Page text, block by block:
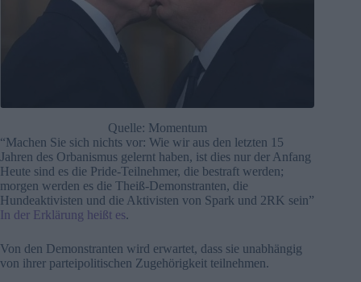
Quelle: Momentum
“Machen Sie sich nichts vor: Wie wir aus den letzten 15
Jahren des Orbanismus gelernt haben, ist dies nur der Anfang
Heute sind es die Pride-Teilnehmer, die bestraft werden;
morgen werden es die Theiß-Demonstranten, die
Hundeaktivisten und die Aktivisten von Spark und 2RK sein”
In der Erklärung heißt es.
Von den Demonstranten wird erwartet, dass sie unabhängig
von ihrer parteipolitischen Zugehörigkeit teilnehmen.